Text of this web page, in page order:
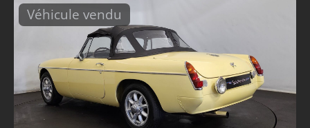
Véhicule vendu